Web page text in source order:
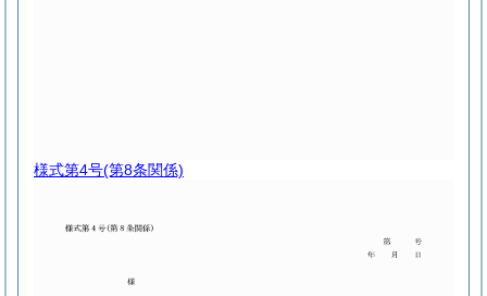
様式第4号(第8条関係)